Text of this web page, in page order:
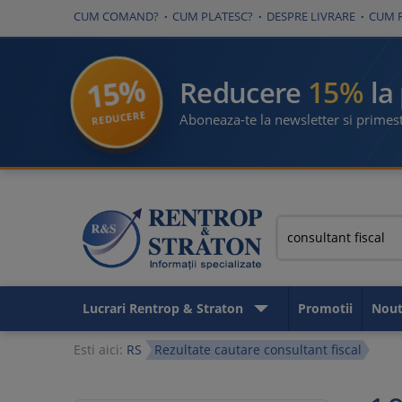
CUM COMAND? CUM PLATESC? DESPRE LIVRARE CUM
15%
REDUCERE
Reducere 15%
Aboneaza-te la newsletter si
Lucrari Rentrop & Straton Promotii
Esti aici: RS Rezultate cautare consultant fiscal